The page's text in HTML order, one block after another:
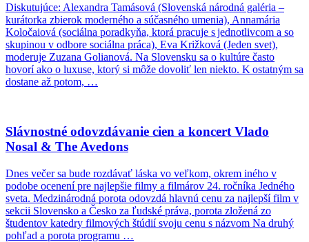
Diskutujúce: Alexandra Tamásová (Slovenská národná galéria –
kurátorka zbierok moderného a súčasného umenia), Annamária
Koločaiová (sociálna poradkyňa, ktorá pracuje s jednotlivcom a so
skupinou v odbore sociálna práca), Eva Križková (Jeden svet),
moderuje Zuzana Golianová. Na Slovensku sa o kultúre často
hovorí ako o luxuse, ktorý si môže dovoliť len niekto. K ostatným sa
dostane až potom, …
Slávnostné odovzdávanie cien a koncert Vlado
Nosal & The Avedons
Dnes večer sa bude rozdávať láska vo veľkom, okrem iného v
podobe ocenení pre najlepšie filmy a filmárov 24. ročníka Jedného
sveta. Medzinárodná porota odovzdá hlavnú cenu za najlepší film v
sekcii Slovensko a Česko za ľudské práva, porota zložená zo
študentov katedry filmových štúdií svoju cenu s názvom Na druhý
pohľad a porota programu …